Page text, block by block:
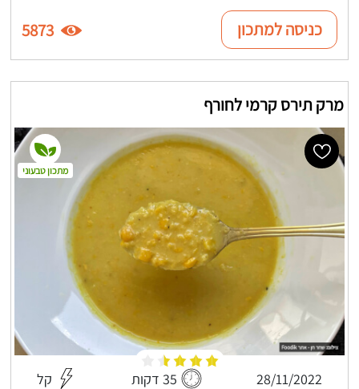
כניסה למתכון 5873
מרק תירס קרמי לחורף
28/11/2022 35 דקות קל
מתכון טבעוני